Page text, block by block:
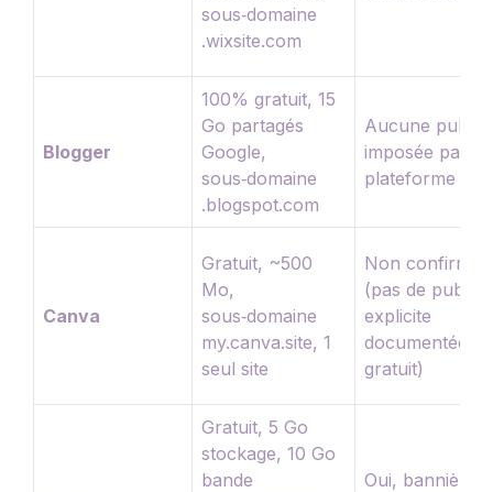
sous‑domaine
.wixsite.com
Blogger
100% gratuit, 15
Go partagés
Google,
sous‑domaine
.blogspot.com
Aucune pub
imposée par la
plateforme
Canva
Gratuit, ~500
Mo,
sous‑domaine
my.canva.site, 1
seul site
Non confirmée
(pas de pub
explicite
documentée en
gratuit)
Gratuit, 5 Go
stockage, 10 Go
bande
Oui, bannière